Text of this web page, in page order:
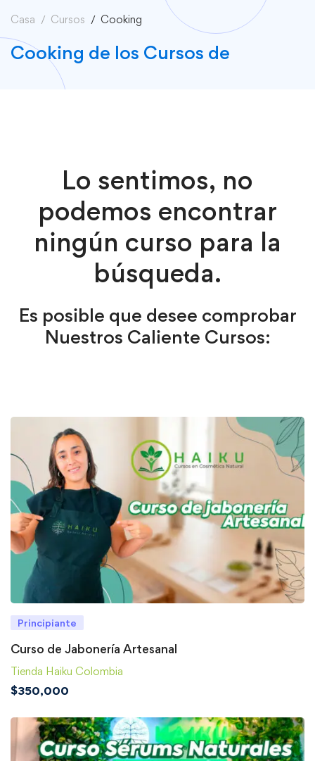
Casa Cursos Cooking
Cooking de los Cursos de
Lo sentimos, no
podemos encontrar
ningún curso para la
búsqueda.
Es posible que desee comprobar
Nuestros Caliente Cursos:
Principiante
Curso de Jabonería Artesanal
Tienda Haiku Colombia
$350,000